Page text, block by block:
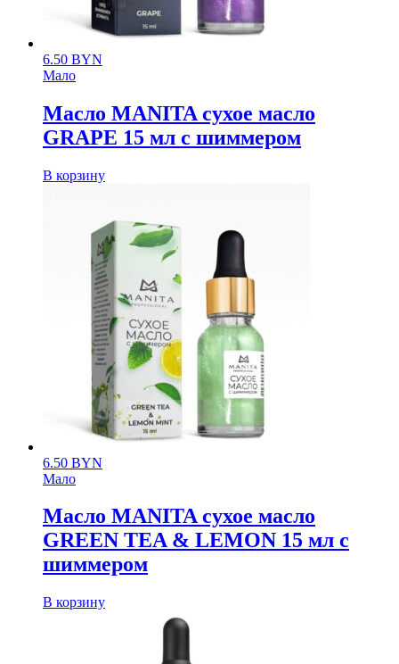
6.50 BYN
Мало
Масло MANITA сухое масло
GRAPE 15 мл с шиммером
В корзину
6.50 BYN
Мало
Масло MANITA сухое масло
GREEN TEA & LEMON 15 мл с
шиммером
В корзину